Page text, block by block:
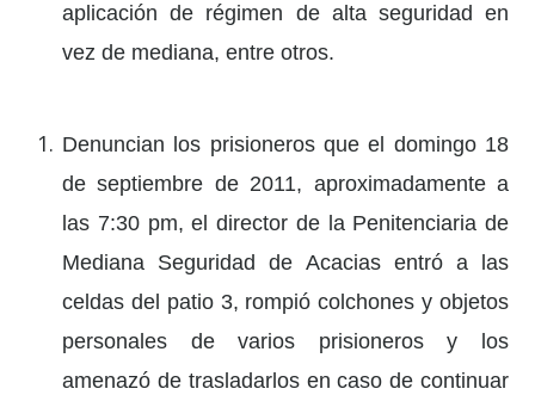
aplicación de régimen de alta seguridad en
vez de mediana, entre otros.
Denuncian los prisioneros que el domingo 18
de septiembre de 2011, aproximadamente a
las 7:30 pm, el director de la Penitenciaria de
Mediana Seguridad de Acacias entró a las
celdas del patio 3, rompió colchones y objetos
personales de varios prisioneros y los
amenazó de trasladarlos en caso de continuar